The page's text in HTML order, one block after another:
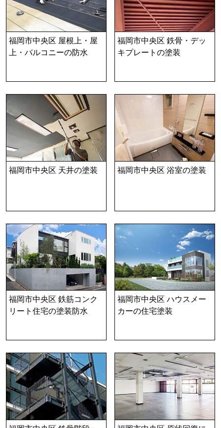
福岡市中央区 屋根上・屋
上・バルコニーの防水
福岡市中央区 鉄骨・デッ
キプレートの塗装
福岡市中央区 天井の塗装 福岡市中央区 浴室の塗装
福岡市中央区 鉄筋コンク
リート住宅の塗装防水
福岡市中央区 ハウスメー
カーの住宅塗装